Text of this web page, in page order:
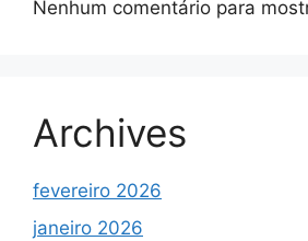
Nenhum comentário para
Archives
fevereiro 2026
janeiro 2026